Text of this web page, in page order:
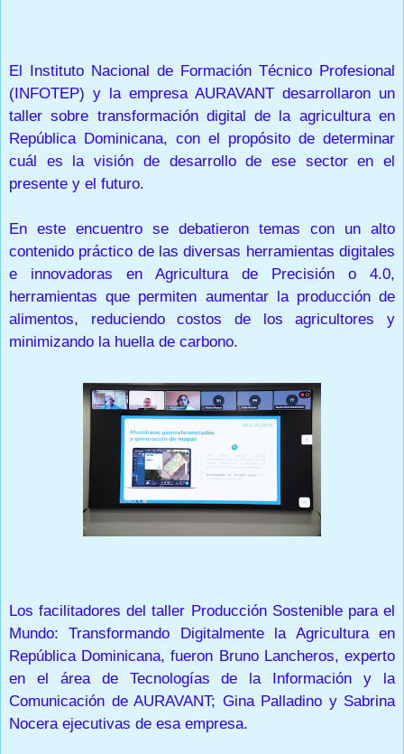
El Instituto Nacional de Formación Técnico Profesional
(INFOTEP) y la empresa AURAVANT desarrollaron un
taller sobre transformación digital de la agricultura en
República Dominicana, con el propósito de determinar
cuál es la visión de desarrollo de ese sector en el
presente y el futuro.
En este encuentro se debatieron temas con un alto
contenido práctico de las diversas herramientas digitales
e innovadoras en Agricultura de Precisión o 4.0,
herramientas que permiten aumentar la producción de
alimentos, reduciendo costos de los agricultores y
minimizando la huella de carbono.
Los facilitadores del taller Producción Sostenible para el
Mundo: Transformando Digitalmente la Agricultura en
República Dominicana, fueron Bruno Lancheros, experto
en el área de Tecnologías de la Información y la
Comunicación de AURAVANT; Gina Palladino y Sabrina
Nocera ejecutivas de esa empresa.